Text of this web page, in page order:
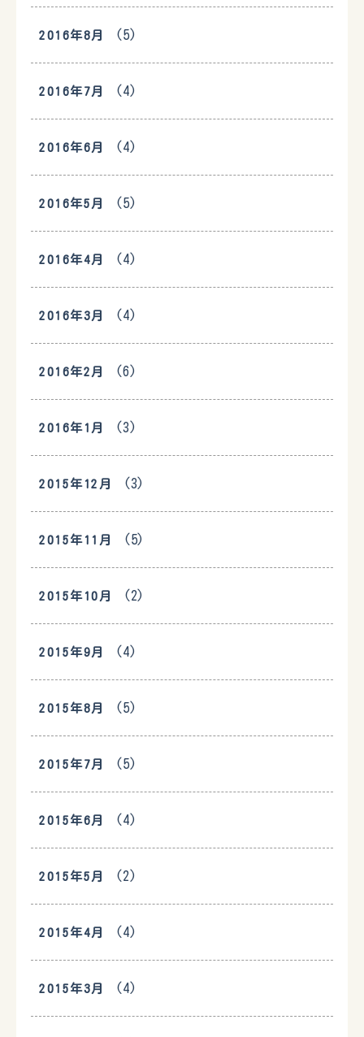
2016年8月 (5)
2016年7月 (4)
2016年6月 (4)
2016年5月 (5)
2016年4月 (4)
2016年3月 (4)
2016年2月 (6)
2016年1月 (3)
2015年12月 (3)
2015年11月 (5)
2015年10月 (2)
2015年9月 (4)
2015年8月 (5)
2015年7月 (5)
2015年6月 (4)
2015年5月 (2)
2015年4月 (4)
2015年3月 (4)